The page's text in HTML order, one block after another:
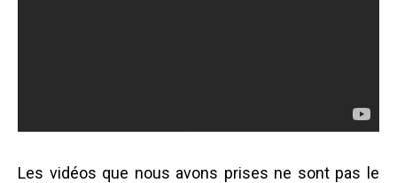
Les vidéos que nous avons prises ne sont pas le